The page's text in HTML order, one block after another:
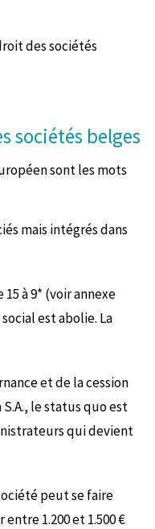
des sociétés
sociétés belges
sont les mots
mais intégrés dans
à 9* (voir annexe
social est abolie. La
et de la cession
le status quo est
qui devient
peut se faire
1.200 et 1.500 €